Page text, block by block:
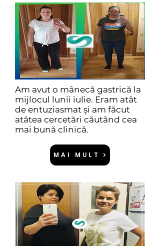
Am avut o mânecă gastrică la
mijlocul lunii iulie. Eram atât
de entuziasmat și am făcut
atâtea cercetări căutând cea
mai bună clinică.
MAI MULT